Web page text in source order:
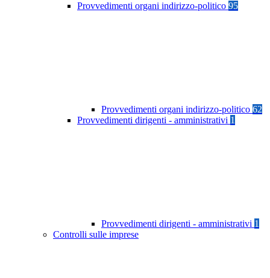
Provvedimenti organi indirizzo-politico 95
Provvedimenti organi indirizzo-politico 62
Provvedimenti dirigenti - amministrativi 1
Provvedimenti dirigenti - amministrativi 1
Controlli sulle imprese